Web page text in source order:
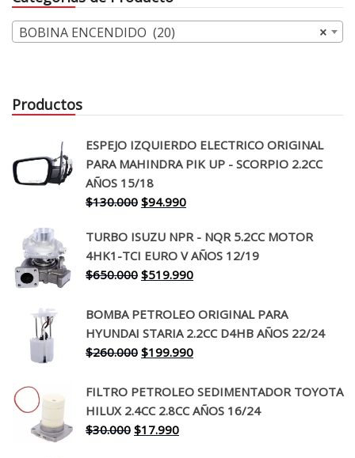
×
BOBINA ENCENDIDO (20)
Productos
ESPEJO IZQUIERDO ELECTRICO ORIGINAL
PARA MAHINDRA PIK UP - SCORPIO 2.2CC
AÑOS 15/18
$130.000 El
original
era:
$130.000.
$94.990El
actual
es:
$94.990.
TURBO ISUZU NPR - NQR 5.2CC MOTOR
4HK1-TCI EURO V AÑOS 12/19
$650.000 El
original
era:
$650.000.
$519.990El
actual
es:
$519.990.
BOMBA PETROLEO ORIGINAL PARA
HYUNDAI STARIA 2.2CC D4HB AÑOS 22/24
$260.000 El
original
era:
$260.000.
$199.990El
actual
es:
FILTRO PETROLEO SEDIMENTADOR TOYOTA
HILUX 2.4CC 2.8CC AÑOS 16/24
$30.000 El
$17.990El